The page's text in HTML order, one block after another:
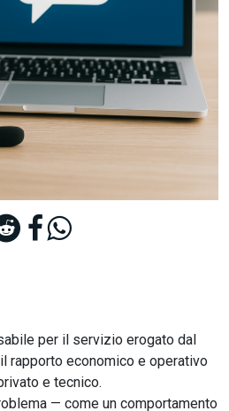
per il servizio erogato dal
rapporto economico e operativo
e tecnico.
— come un comportamento